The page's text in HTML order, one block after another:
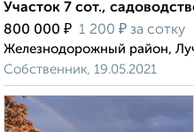
Участок 7 сот.,
800 000 ₽ 1 200 ₽ за сотку
Железнодорожный район,
Собственник, 19.05.2021